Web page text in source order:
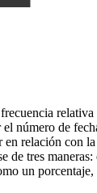
número de
relación con
de tres
un